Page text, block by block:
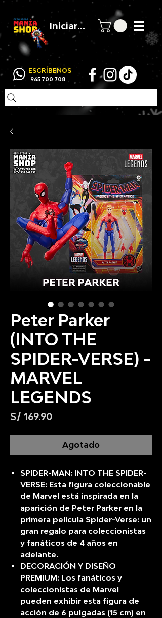
Iniciar sesión
ESCRÍBENOS
965 700 708
Peter Parker
(INTO THE
SPIDER-VERSE) -
MARVEL
LEGENDS
S/ 169.90Precio
Agotado
SPIDER-MAN: INTO THE SPIDER-
VERSE: Esta figura coleccionable
de Marvel está inspirada en la
aparición de Peter Parker en la
primera película Spider-Verse: un
gran regalo para coleccionistas
y fanáticos de 4 años en
adelante.
DECORACIÓN Y DISEÑO
PREMIUM: Los fanáticos y
coleccionistas de Marvel
pueden exhibir esta figura de
acción de 6 pulgadas (15 cm) en